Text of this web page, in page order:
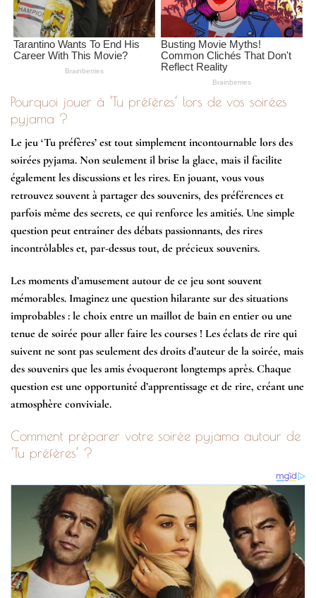
Pourquoi jouer à ‘Tu préfères’ lors de vos soirées
pyjama ?
Le jeu ‘Tu préfères’ est tout simplement incontournable lors des
soirées pyjama. Non seulement il brise la glace, mais il facilite
également les discussions et les rires. En jouant, vous vous
retrouvez souvent à partager des souvenirs, des préférences et
parfois même des secrets, ce qui renforce les amitiés. Une simple
question peut entraîner des débats passionnants, des rires
incontrôlables et, par-dessus tout, de précieux souvenirs.
Les moments d’amusement autour de ce jeu sont souvent
mémorables. Imaginez une question hilarante sur des situations
improbables : le choix entre un maillot de bain en entier ou une
tenue de soirée pour aller faire les courses ! Les éclats de rire qui
suivent ne sont pas seulement des droits d’auteur de la soirée, mais
des souvenirs que les amis évoqueront longtemps après. Chaque
question est une opportunité d’apprentissage et de rire, créant une
atmosphère conviviale.
Comment préparer votre soirée pyjama autour de
‘Tu préfères’ ?